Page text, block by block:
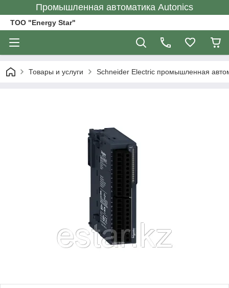
Промышленная автоматика Autonics
ТОО "Energy Star"
Товары и услуги Schneider Electric промышленная